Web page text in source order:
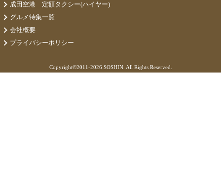
成田空港 定額タクシー(ハイヤー)
グルメ特集一覧
会社概要
プライバシーポリシー
Copyright©2011-2026 SOSHIN. All Rights Reserved.